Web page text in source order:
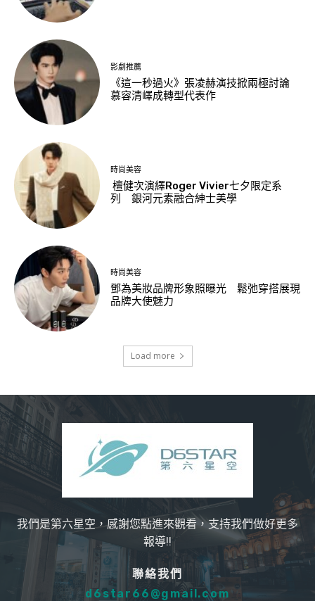
影劇推薦
《這一秒過火》張凌赫演技掀兩極討論
慕容清嶧成轉型代表作
時尚美容
檀健次演繹Roger Vivier七夕限定系
列 銀河元素融合紳士美學
時尚美容
鄧為美妝品牌形象照曝光 鬆弛穿搭展現
品牌大使魅力
Load more
我們是第六星空，感謝您點進來觀看，支持我們做好更多
報導!!
聯絡我們
d6star66@gmail.com